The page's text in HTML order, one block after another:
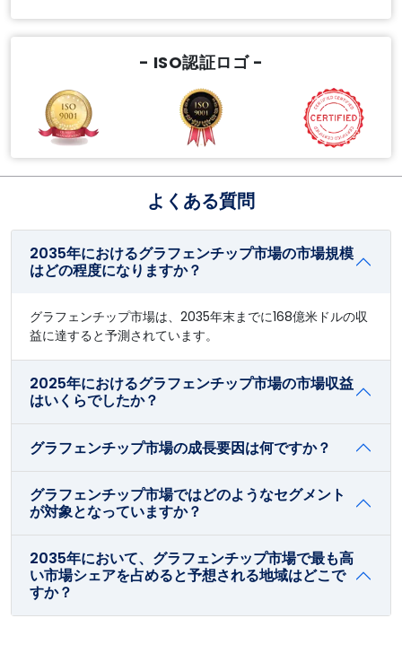
- ISO認証ロゴ -
よくある質問
2035年におけるグラフェンチップ市場の市場規模
はどの程度になりますか？
グラフェンチップ市場は、2035年末までに168億米ドルの収
益に達すると予測されています。
2025年におけるグラフェンチップ市場の市場収益
はいくらでしたか？
グラフェンチップ市場の成長要因は何ですか？
グラフェンチップ市場ではどのようなセグメント
が対象となっていますか？
2035年において、グラフェンチップ市場で最も高
い市場シェアを占めると予想される地域はどこで
すか？